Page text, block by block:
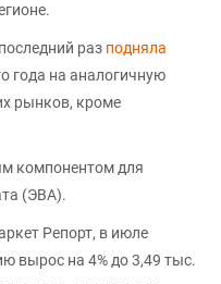
раз подняла
года на аналогичную
рынков, кроме
компонентом для
(ЭВА).
Репорт, в июле
вырос на 4% до 3,49 тыс.